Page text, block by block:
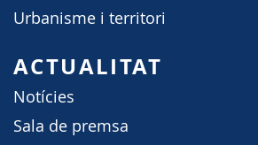
Urbanisme i territori
ACTUALITAT
Notícies
Sala de premsa